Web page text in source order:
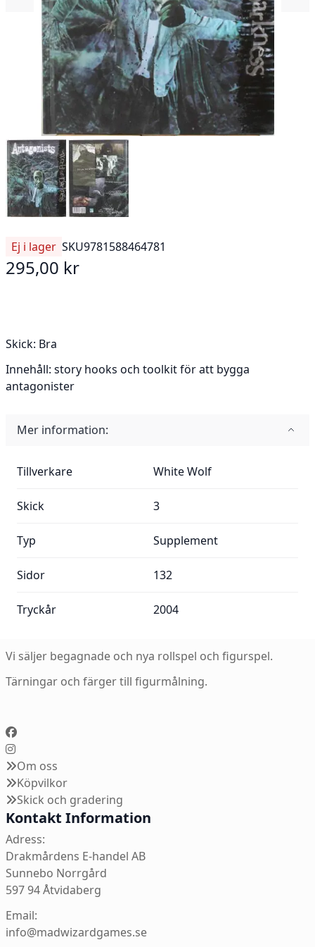
Ej i lager SKU9781588464781
295,00 kr
Skick: Bra
Innehåll: story hooks och toolkit för att bygga
antagonister
Mer information:
Tillverkare White Wolf
Skick 3
Typ Supplement
Sidor 132
Tryckår 2004
Vi säljer begagnade och nya rollspel och figurspel.
Tärningar och färger till figurmålning.
Om oss
Köpvilkor
Skick och gradering
Kontakt Information
Adress:
Drakmårdens E-handel AB
Sunnebo Norrgård
597 94 Åtvidaberg
Email:
info@madwizardgames.se